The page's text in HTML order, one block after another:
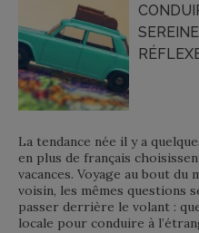
Tests produit
Prendre la route
En avant
Développement durable
Podcasts Norauto
La tendance née il y a
en plus de français
vacances. Voyage au bout du
voisin, les mêmes questions
passer derrière le volant :
locale pour conduire à